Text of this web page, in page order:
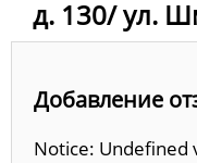
д. 130/ ул.
Добавление
Notice: Undefined